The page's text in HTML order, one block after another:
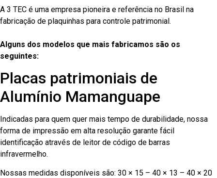
A 3 TEC é uma empresa pioneira e referência no Brasil na
fabricação de plaquinhas para controle patrimonial.
Alguns dos modelos que mais fabricamos são os
seguintes:
Placas patrimoniais de
Alumínio Mamanguape
Indicadas para quem quer mais tempo de durabilidade, nossa
forma de impressão em alta resolução garante fácil
identificação através de leitor de código de barras
infravermelho.
Nossas medidas disponíveis são: 30 × 15 – 40 × 13 – 40 × 20